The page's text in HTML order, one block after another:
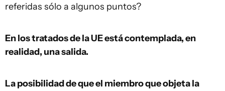
referidas sólo a algunos puntos?
En los tratados de la UE está contemplada, en
realidad, una salida.
La posibilidad de que el miembro que objeta la